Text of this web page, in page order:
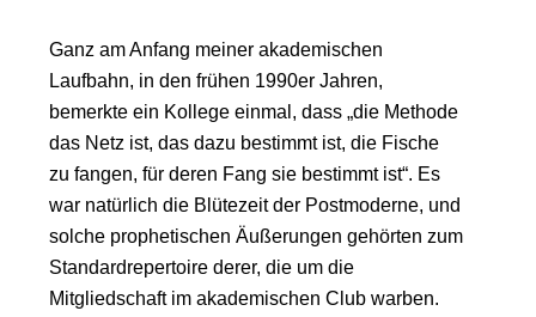
Ganz am Anfang meiner akademischen
Laufbahn, in den frühen 1990er Jahren,
bemerkte ein Kollege einmal, dass „die Methode
das Netz ist, das dazu bestimmt ist, die Fische
zu fangen, für deren Fang sie bestimmt ist“. Es
war natürlich die Blütezeit der Postmoderne, und
solche prophetischen Äußerungen gehörten zum
Standardrepertoire derer, die um die
Mitgliedschaft im akademischen Club warben.